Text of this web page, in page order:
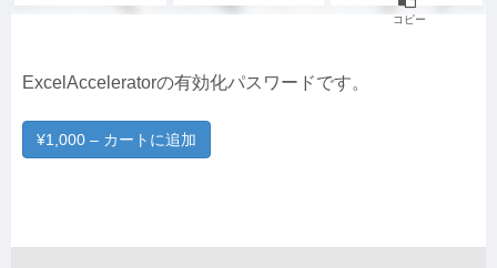
コピー
ExcelAcceleratorの有効化パスワードです。
¥1,000 – カートに追加